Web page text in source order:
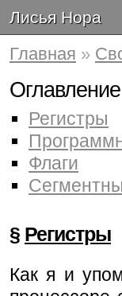
Лисья Нора
Главная »
Оглавление
Регистры
Флаги
§ Регистры
Как я и